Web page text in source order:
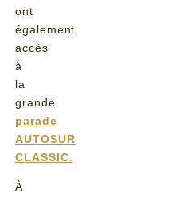
ont
également
accès
à
la
grande
parade
AUTOSUR
CLASSIC
À